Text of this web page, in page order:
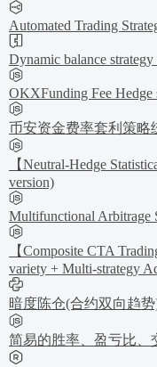
Automated Trading
Dynamic balance
OKXFunding Fee Hedge
币安资金费率套利策略
【Neutral-Hedge
version)
Multifunctional Arbitrage
【Composite CTA
variety + Multi-strategy
暗度陈仓(合约双向趋
简易的胜率、盈亏比、